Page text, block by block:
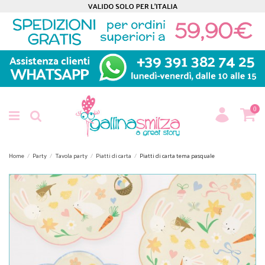
0
Home Party Tavola party Piatti di carta Piatti di carta tema pasquale